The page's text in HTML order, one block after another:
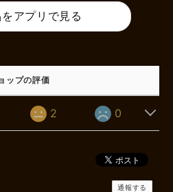
アプリで見る
ップの評価
2 0
通報する